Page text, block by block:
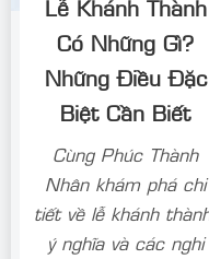
Lễ Khánh Thành
Có Những Gì?
Những Điều Đặc
Biệt Cần Biết
Cùng Phúc Thành
Nhân khám phá chi
tiết về lễ khánh
ý nghĩa và các nghi